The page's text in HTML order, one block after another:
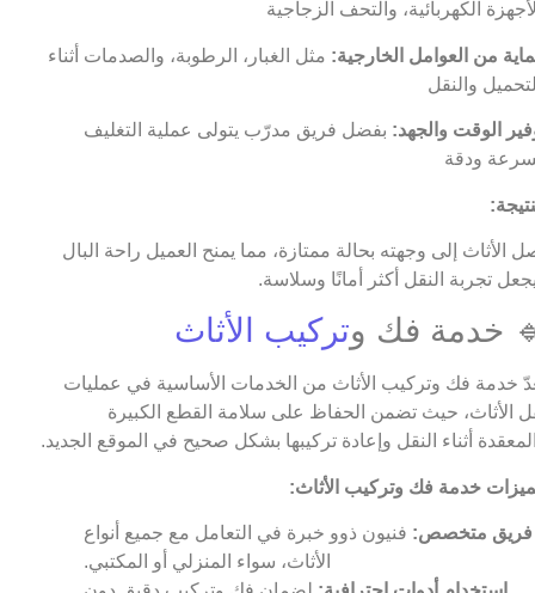
من العوامل الخارجية: مثل الغبار، الرطوبة، والصدمات أثناء
الوقت والجهد: بفضل فريق مدرّب يتولى عملية التغليف
الأثاث إلى وجهته بحالة ممتازة، مما يمنح العميل راحة البال
تجربة النقل أكثر أمانًا وسلاسة.
خدمة فك وتركيب الأثاث
خدمة فك وتركيب الأثاث من الخدمات الأساسية في عمليات
الأثاث، حيث تضمن الحفاظ على سلامة القطع الكبيرة
أثناء النقل وإعادة تركيبها بشكل صحيح في الموقع الجديد.
خدمة فك وتركيب الأثاث:
فريق متخصص: فنيون ذوو خبرة في التعامل مع جميع أنواع
الأثاث، سواء المنزلي أو المكتبي.